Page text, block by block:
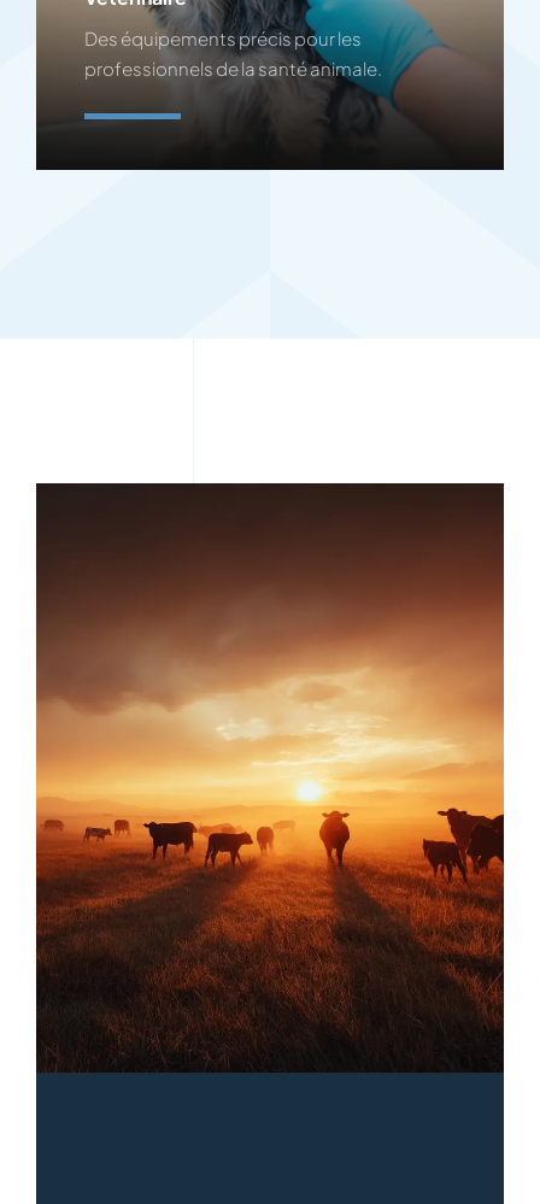
Des équipements précis pour les
professionnels de la santé animale.
En Savoir Plus